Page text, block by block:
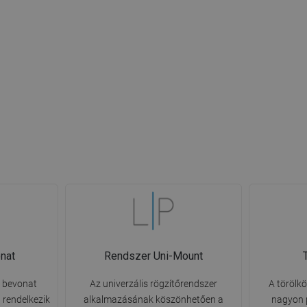
bevonat
Rendszer Uni-Mount
Az univerzális rögzítőrendszer
alkalmazásának köszönhetően a
A
nagyon